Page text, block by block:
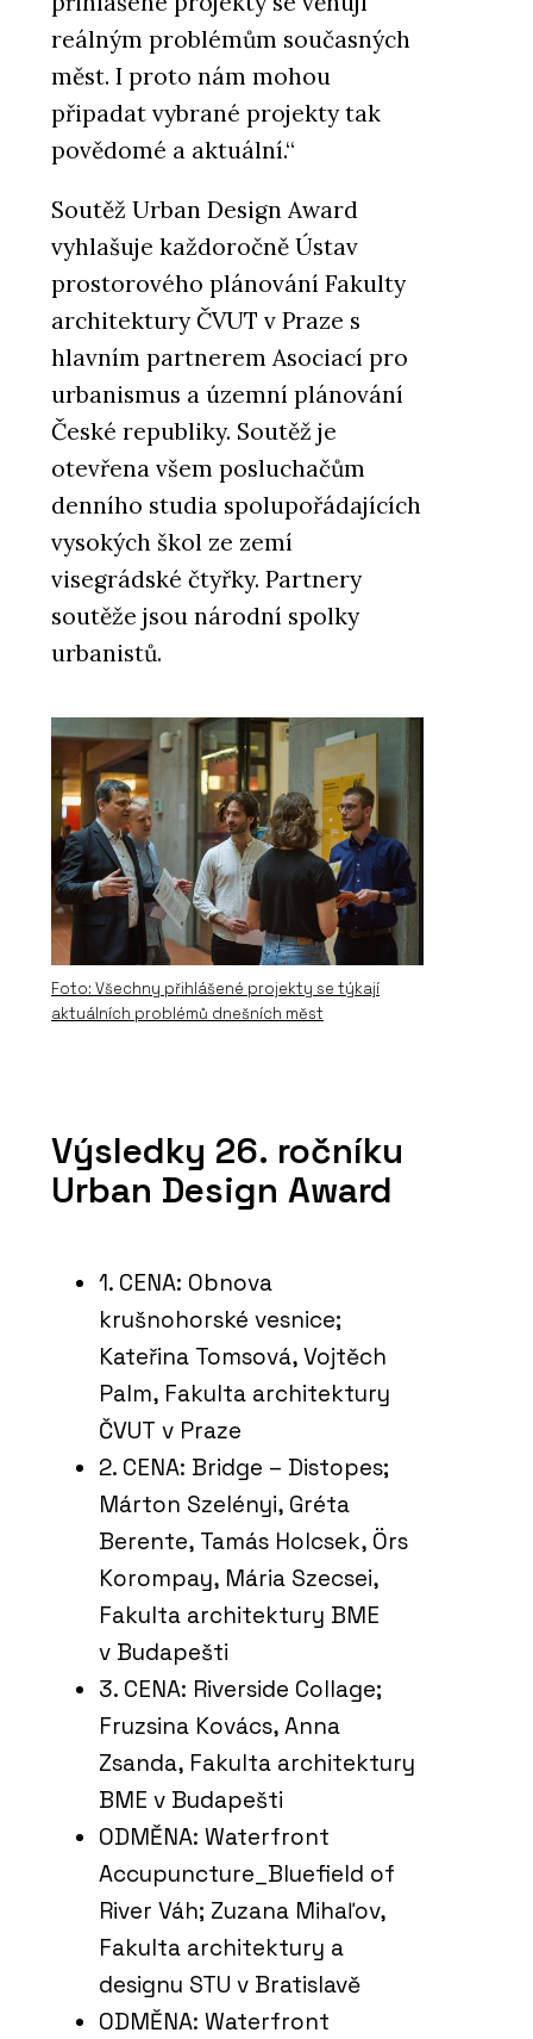
reálným problémům současných
měst. I proto nám mohou
připadat vybrané projekty tak
povědomé a aktuální.“
Soutěž Urban Design Award
vyhlašuje každoročně Ústav
prostorového plánování Fakulty
architektury ČVUT v Praze s
hlavním partnerem Asociací pro
urbanismus a územní plánování
České republiky. Soutěž je
otevřena všem posluchačům
denního studia spolupořádajících
vysokých škol ze zemí
visegrádské čtyřky. Partnery
soutěže jsou národní spolky
urbanistů.
Foto: Všechny přihlášené projekty se týkají
aktuálních problémů dnešních měst
Výsledky 26. ročníku
Urban Design Award
1. CENA: Obnova
krušnohorské vesnice;
Kateřina Tomsová, Vojtěch
Palm, Fakulta architektury
ČVUT v Praze
2. CENA: Bridge – Distopes;
Márton Szelényi, Gréta
Berente, Tamás Holcsek, Örs
Korompay, Mária Szecsei,
Fakulta architektury BME
v Budapešti
3. CENA: Riverside Collage;
Fruzsina Kovács, Anna
Zsanda, Fakulta architektury
BME v Budapešti
ODMĚNA: Waterfront
Accupuncture_Bluefield of
River Váh; Zuzana Mihaľov,
Fakulta architektury a
designu STU v Bratislavě
ODMĚNA: Waterfront